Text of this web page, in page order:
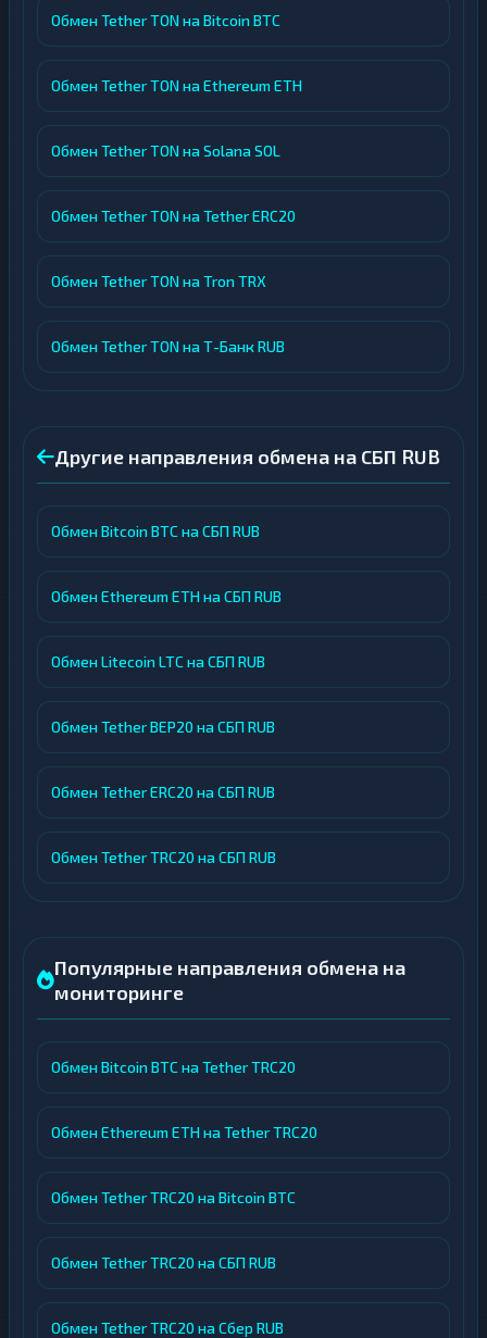
Обмен Tether TON на Bitcoin BTC
Обмен Tether TON на Ethereum ETH
Обмен Tether TON на Solana SOL
Обмен Tether TON на Tether ERC20
Обмен Tether TON на Tron TRX
Обмен Tether TON на Т-Банк RUB
Другие направления обмена на СБП RUB
Обмен Bitcoin BTC на СБП RUB
Обмен Ethereum ETH на СБП RUB
Обмен Litecoin LTC на СБП RUB
Обмен Tether BEP20 на СБП RUB
Обмен Tether ERC20 на СБП RUB
Обмен Tether TRC20 на СБП RUB
Популярные направления обмена на
мониторинге
Обмен Bitcoin BTC на Tether TRC20
Обмен Ethereum ETH на Tether TRC20
Обмен Tether TRC20 на Bitcoin BTC
Обмен Tether TRC20 на СБП RUB
Обмен Tether TRC20 на Сбер RUB